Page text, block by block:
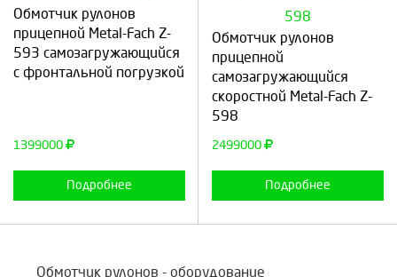
Обмотчик рулонов
прицепной Metal-Fach Z-
593 самозагружающийся
с фронтальной погрузкой
1399000
Подробнее
Выберите количество:
Обмотчик рулонов
прицепной
самозагружающийся
скоростной Metal-Fach Z-
598
2499000
Подробнее
Выберите количество:
Продолжить Отмена
Обмотчик рулонов - оборудование